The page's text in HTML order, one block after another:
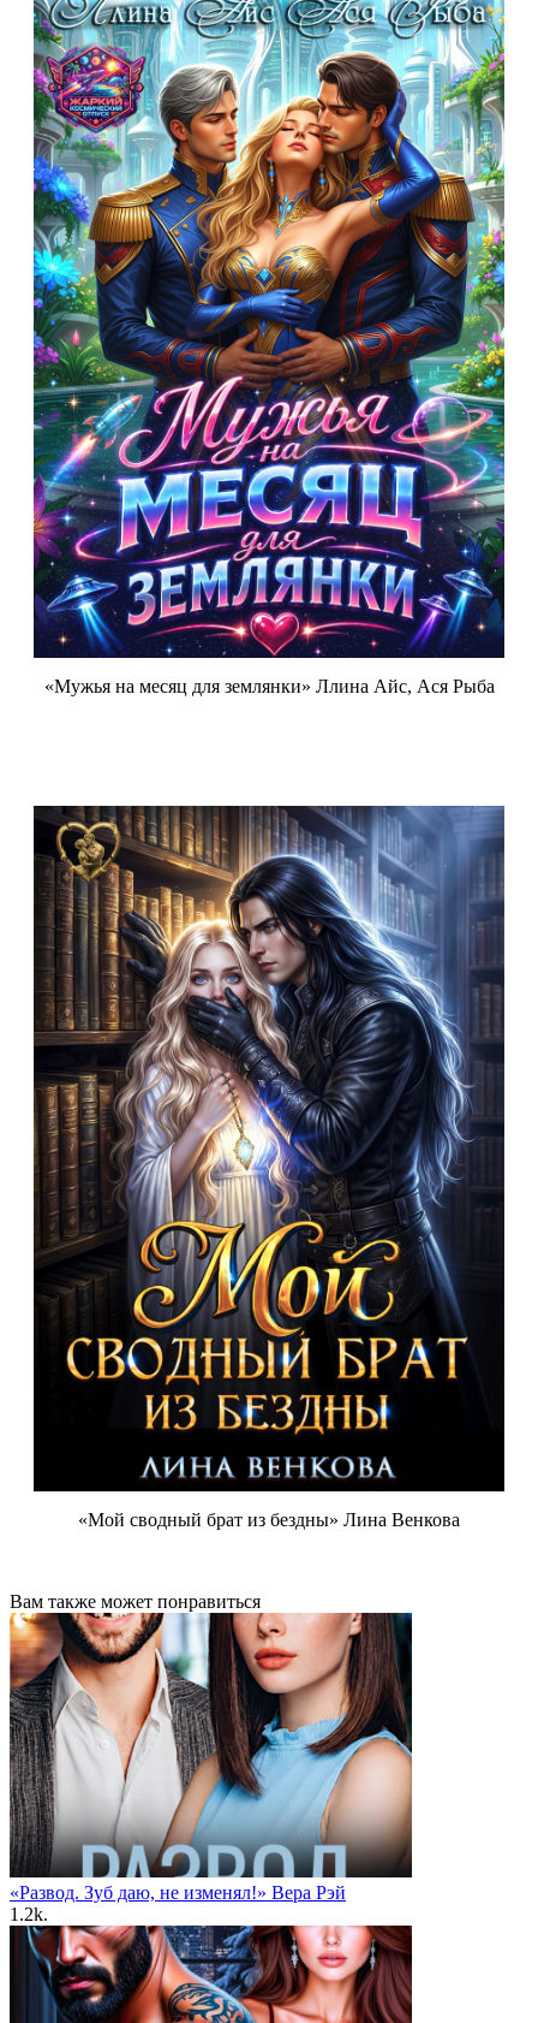
«Мужья на месяц для землянки» Ллина Айс, Ася Рыба
«Мой сводный брат из бездны» Лина Венкова
Вам также может понравиться
«Развод. Зуб даю, не изменял!» Вера Рэй
1.2k.